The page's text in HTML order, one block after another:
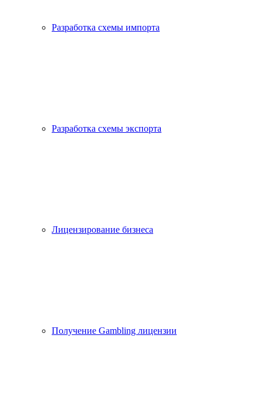
Разработка схемы импорта
Разработка схемы экспорта
Лицензирование бизнеса
Получение Gambling лицензии